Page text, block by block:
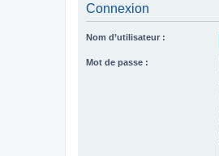
Connexion
Nom d’utilisateur :
Mot de passe :